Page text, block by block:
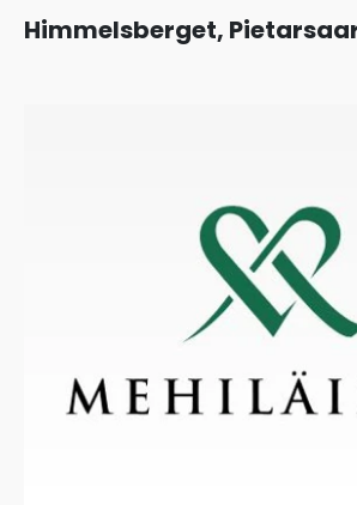
Himmelsberget,